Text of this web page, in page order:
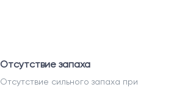
Отсутствие запаха
Отсутствие сильного запаха при